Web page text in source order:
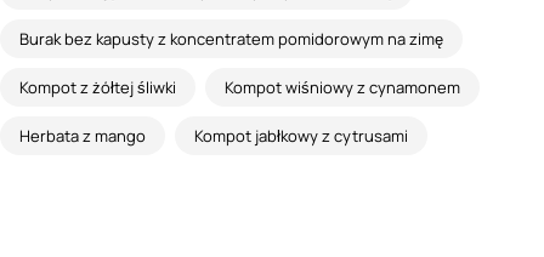
Burak bez kapusty z koncentratem pomidorowym na zimę
Kompot z żółtej śliwki Kompot wiśniowy z cynamonem
Herbata z mango Kompot jabłkowy z cytrusami